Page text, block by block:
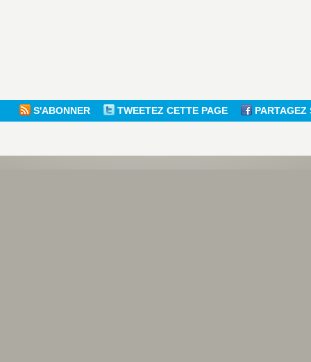
S'ABONNER TWEETEZ CETTE PAGE PARTAGEZ